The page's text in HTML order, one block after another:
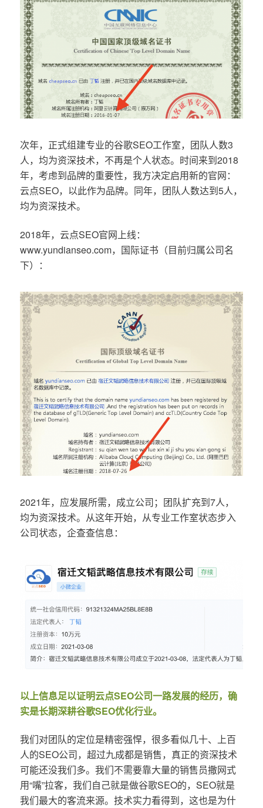
次年，正式组建专业的谷歌SEO工作室，团队人数3
人，均为资深技术，不再是个人状态。时间来到2018
年，考虑到品牌的重要性，我方决定启用新的官网：
云点SEO，以此作为品牌。同年，团队人数达到5人，
均为资深技术。
2018年，云点SEO官网上线：
www.yundianseo.com，国际证书（目前归属公司名
下）：
2021年，应发展所需，成立公司；团队扩充到7人，
均为资深技术。从这年开始，从专业工作室状态步入
公司状态，企查查信息：
以上信息足以证明云点SEO公司一路发展的经历，确
实是长期深耕谷歌SEO优化行业。
我们对团队的定位是精密强悍，很多看似几十、上百
人的SEO公司，超过九成都是销售，真正的资深技术
可能还没我们多。我们不需要靠大量的销售员撒网式
用“嘴”拉客，我们自己就是做谷歌SEO的，SEO就是
我们最大的客流来源。技术实力看得到，这也是为什